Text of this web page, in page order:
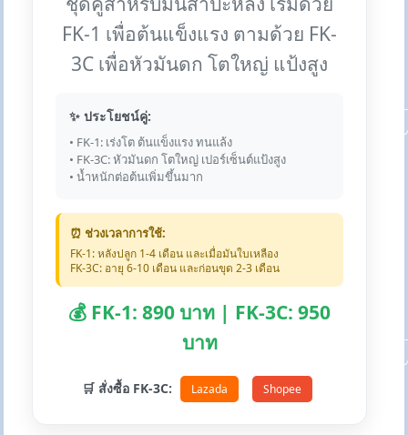
FK-1 เพื่อต้นแข็งแรง ตามด้วย FK-
3C เพื่อหัวมันดก โตใหญ่ แป้งสูง
✨ ประโยชน์คู่:
• FK-1: เร่งโต ต้นแข็งแรง ทนแล้ง
• FK-3C: หัวมันดก โตใหญ่ เปอร์เซ็นต์แป้งสูง
• น้ำหนักต่อต้นเพิ่มขึ้นมาก
⏰ ช่วงเวลาการใช้:
FK-1: หลังปลูก 1-4 เดือน และเมื่อมันใบเหลือง
FK-3C: อายุ 6-10 เดือน และก่อนขุด 2-3 เดือน
💰 FK-1: 890 บาท | FK-3C: 950
บาท
🛒 สั่งซื้อ FK-3C: Lazada Shopee